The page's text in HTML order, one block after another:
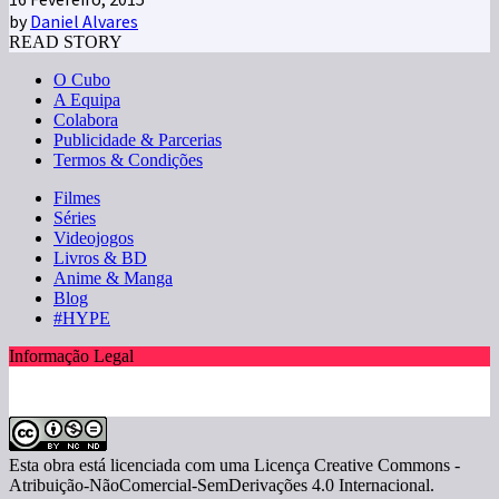
byDaniel Alvares
READ STORY
O Cubo
A Equipa
Colabora
Publicidade & Parcerias
Termos & Condições
Filmes
Séries
Videojogos
Livros & BD
Anime & Manga
Blog
#HYPE
Informação Legal
Esta obra está licenciada com uma Licença Creative Commons -
Atribuição-NãoComercial-SemDerivações 4.0 Internacional.